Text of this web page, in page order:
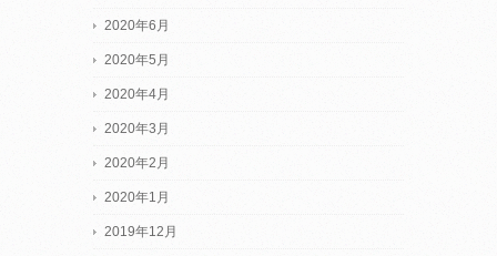
2020年6月
2020年5月
2020年4月
2020年3月
2020年2月
2020年1月
2019年12月